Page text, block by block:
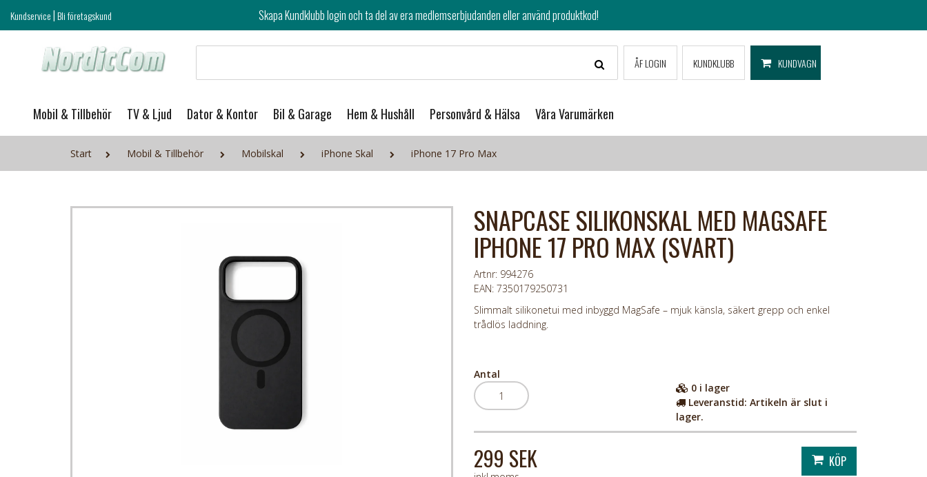
Kundservice|Bli företagskund Skapa Kundklubb login och ta del av era medlemserbjudanden eller använd produktkod!
ÅF LOGIN KUNDKLUBB KUNDVAGN
Mobil & Tillbehör TV & Ljud Dator & Kontor Bil & Garage Hem & Hushåll Personvård & Hälsa Våra Varumärken
Start Mobil & Tillbehör Mobilskal iPhone Skal iPhone 17 Pro Max
SNAPCASE SILIKONSKAL MED MAGSAFE
IPHONE 17 PRO MAX (SVART)
Artnr: 994276
EAN: 7350179250731
Slimmalt silikonetui med inbyggd MagSafe – mjuk känsla, säkert grepp och enkel
trådlös laddning.
Antal
0i lager
Leveranstid: Artikeln är slut i
lager.
299 SEK